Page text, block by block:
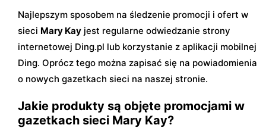
Najlepszym sposobem na śledzenie promocji i ofert w
sieci Mary Kay jest regularne odwiedzanie strony
internetowej Ding.pl lub korzystanie z aplikacji mobilnej
Ding. Oprócz tego można zapisać się na powiadomienia
o nowych gazetkach sieci na naszej stronie.
Jakie produkty są objęte promocjami w
gazetkach sieci Mary Kay?